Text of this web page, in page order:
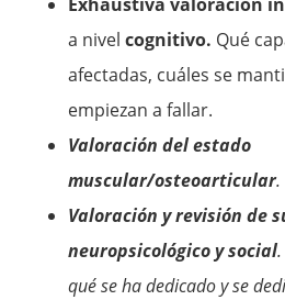
a nivelcognitivo. Qué
afectadas, cuáles se
empiezan a fallar.
Valoración del estado
muscular/osteoarticular.
Valoración y revisión de
neuropsicológico y social
qué se ha dedicado y se